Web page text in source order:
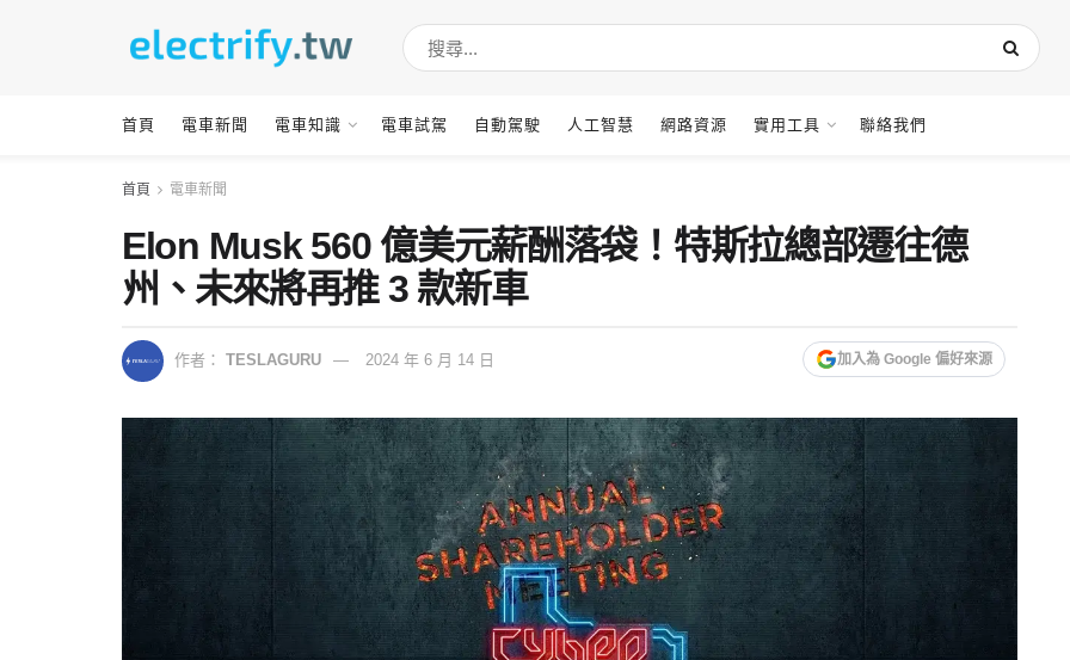
首頁 電車新聞 電車知識 電車試駕 自動駕駛 人工智慧 網路資源 實用工具 聯絡我們
首頁 電車新聞
Elon Musk 560 億美元薪酬落袋！特斯拉總部遷往德
州、未來將再推 3 款新車
作者： TESLAGURU 2024 年 6 月 14 日 加入為 Google 偏好來源